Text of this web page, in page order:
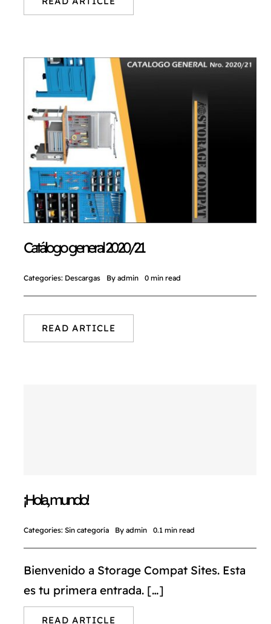
Catálogo general 2020/21
Categories: Descargas By admin 0 min read
READ ARTICLE
¡Hola, mundo!
Categories: Sin categoría By admin 0.1 min read
Bienvenido a Storage Compat Sites. Esta
es tu primera entrada. […]
READ ARTICLE